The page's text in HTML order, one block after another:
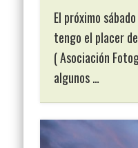
El próximo
tengo el placer
( Asociación
algunos …